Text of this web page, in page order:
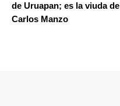
de Uruapan; es la viuda de
Carlos Manzo